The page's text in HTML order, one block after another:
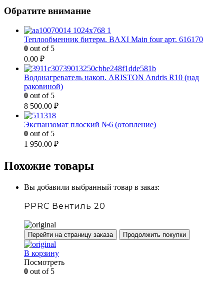
Обратите внимание
Теплообменник битерм. BAXI Main four арт. 616170
0 out of 5
0.00 ₽
Водонагреватель накоп. ARISTON Andris R10 (над
раковиной)
0 out of 5
8 500.00 ₽
Экспанзомат плоский №6 (отопление)
0 out of 5
1 950.00 ₽
Похожие товары
Вы добавили выбранный товар в заказ:
PPRC Вентиль 20
Перейти на страницу заказа Продолжить покупки
В корзину
Посмотреть
0 out of 5